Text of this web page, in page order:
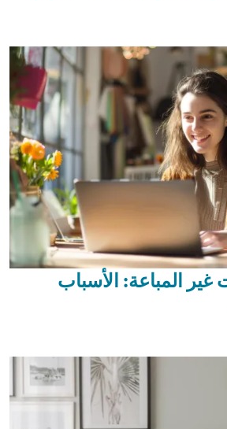
المباعة: الأسباب